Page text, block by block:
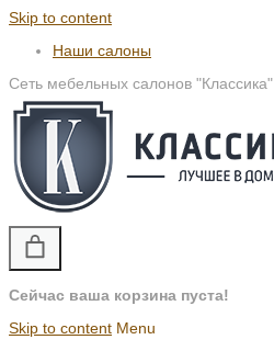
Skip to content
Наши салоны
Сеть мебельных салонов "Классика"
Сейчас ваша корзина пуста!
Skip to content Menu